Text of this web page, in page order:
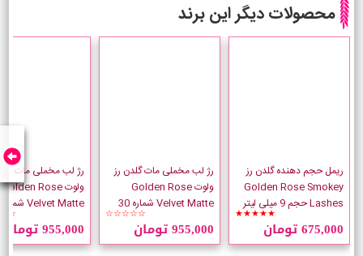
محصولات دیگر این برند
ریمل حجم دهنده گلدن رز
Golden Rose Smokey
Lashes حجم 9 میلی لیتر
★★★★★
675,000 تومان
رژ لب مخملی مات گلدن رز
ولوت Golden Rose
Velvet Matte شماره 30
☆☆☆☆☆
955,000 تومان
رژ لب مخملی مات
ولوت Golden Rose
Velvet Matte شماره 22
955,000 تومان